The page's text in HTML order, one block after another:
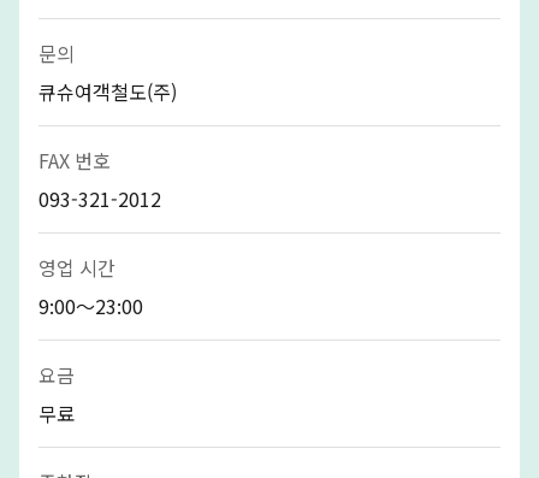
문의
큐슈여객철도(주)
FAX 번호
093-321-2012
영업 시간
9:00～23:00
요금
무료